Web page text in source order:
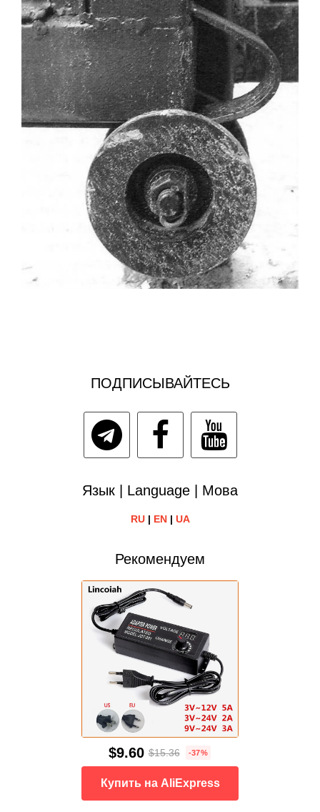
ПОДПИСЫВАЙТЕСЬ
Язык | Language | Мова
RU| EN| UA
Рекомендуем
$9.60 $15.36 -37%
Купить на AliExpress